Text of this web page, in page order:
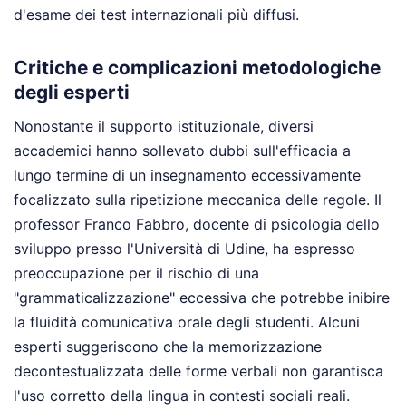
d'esame dei test internazionali più diffusi.
Critiche e complicazioni metodologiche
degli esperti
Nonostante il supporto istituzionale, diversi
accademici hanno sollevato dubbi sull'efficacia a
lungo termine di un insegnamento eccessivamente
focalizzato sulla ripetizione meccanica delle regole. Il
professor Franco Fabbro, docente di psicologia dello
sviluppo presso l'Università di Udine, ha espresso
preoccupazione per il rischio di una
"grammaticalizzazione" eccessiva che potrebbe inibire
la fluidità comunicativa orale degli studenti. Alcuni
esperti suggeriscono che la memorizzazione
decontestualizzata delle forme verbali non garantisca
l'uso corretto della lingua in contesti sociali reali.